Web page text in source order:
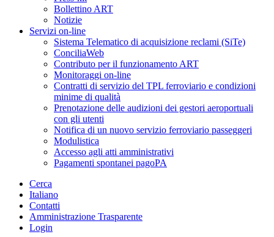
Bollettino ART
Notizie
Servizi on-line
Sistema Telematico di acquisizione reclami (SiTe)
ConciliaWeb
Contributo per il funzionamento ART
Monitoraggi on-line
Contratti di servizio del TPL ferroviario e condizioni
minime di qualità
Prenotazione delle audizioni dei gestori aeroportuali
con gli utenti
Notifica di un nuovo servizio ferroviario passeggeri
Modulistica
Accesso agli atti amministrativi
Pagamenti spontanei pagoPA
Cerca
Italiano
Contatti
Amministrazione Trasparente
Login